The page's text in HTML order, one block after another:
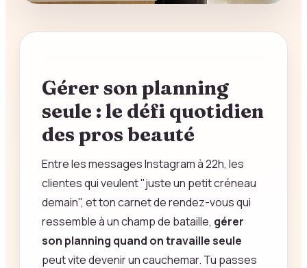
Gérer son planning
seule : le défi quotidien
des pros beauté
Entre les messages Instagram à 22h, les
clientes qui veulent "juste un petit créneau
demain", et ton carnet de rendez-vous qui
ressemble à un champ de bataille, gérer
son planning quand on travaille seule
peut vite devenir un cauchemar. Tu passes